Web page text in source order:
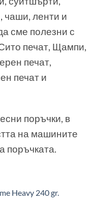
чаши, ленти и
сме полезни с
печат, Щампи,
печат,
печат и
поръчки, в
на машините
поръчката.
Heavy 240 gr.